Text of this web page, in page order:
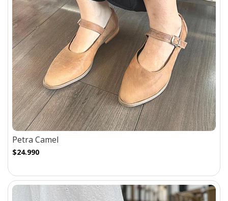
Petra Camel
$24.990